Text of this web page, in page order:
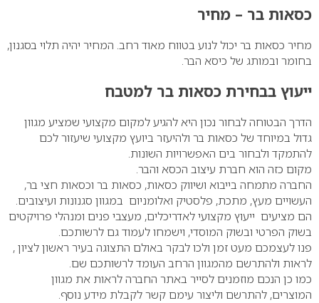
כסאות בר – מחיר
מחיר כסאות בר יכול לנוע בטווח מאוד רחב. המחיר יהיה תלוי בסגנון,
בחומר ובמותג של כיסא הבר.
ייעוץ בבחירת כסאות בר למטבח
הדרך הבטוחה לבחור נכון היא להגיע למקום מקצועי שמציע מגוון
גדול במיוחד של כסאות בר ולהיעזר ביועץ מקצועי שיעזור לכם
להתמקד ולבחור בים האפשרויות השונות.
מקום כזה הוא חברת עיצוב הכסא והבר.
החברה מתמחה בייבוא ושיווק כסאות, כסאות בר וכסאות חצי בר,
העשויים מעץ, מתכת, פלסטיק ואלומניום במגוון סגנונות ועיצובים.
הם מציעים ייעוץ מקצועי לאדריכלים, מעצבי פנים ומנהלי פרויקטים
בשוק הפרטי ובשוק המוסדי, וישמחו לעמוד גם לרשותכם.
פנו לעצמכם מעט זמן ולכו לבקר באולם התצוגה בעיר ראשון לציון ,
לראות ולהתרשם מהמגוון הרחב העומד לרשותכם שם.
כמו כן הנכם מוזמנים לסייר באתר החברה לראות את מגוון
המוצרים, להתרשם וליצור עימם קשר לקבלת מידע נוסף.